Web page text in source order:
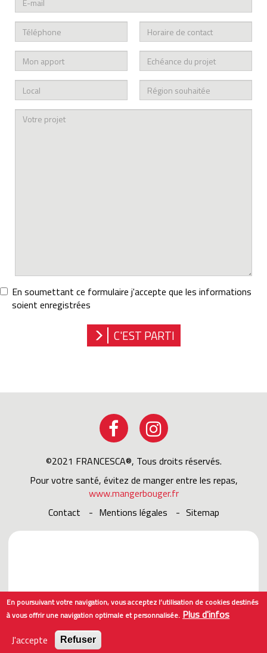
email
téléphone
horaire
de
contact
mon
apport
échéance
du
projet
local
Région
projet
En soumettant ce formulaire j'accepte que les informations
soient enregistrées
C'EST PARTI
©2021 FRANCESCA®, Tous droits réservés.
Pour votre santé, évitez de manger entre les repas,
www.mangerbouger.fr
Contact
Mentions légales sitemap
En poursuivant votre navigation, vous acceptez l’utilisation de cookies destinés
à vous offrir une navigation optimale et personnalisée. Plus d'infos
J'accepte
Refuser